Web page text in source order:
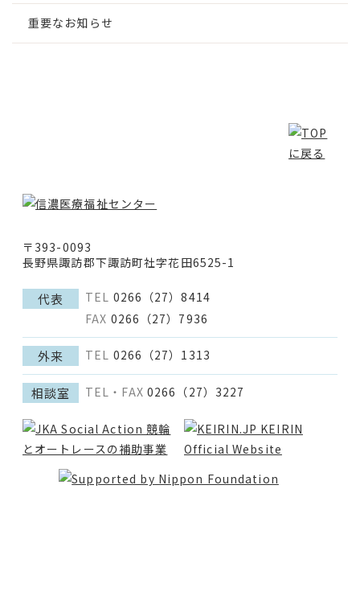
重要なお知らせ
〒393-0093
長野県諏訪郡下諏訪町社字花田6525-1
代表 TEL 0266（27）8414
FAX 0266（27）7936
外来 TEL 0266（27）1313
相談室 TEL・FAX 0266（27）3227